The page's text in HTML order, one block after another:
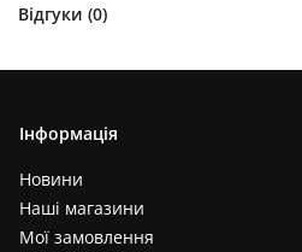
Відгуки (0)
Інформація
Новини
Наші магазини
Мої замовлення